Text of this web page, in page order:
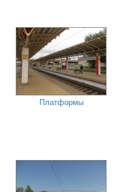
Платформы